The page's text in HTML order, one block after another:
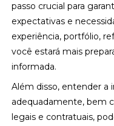
passo crucial para
expectativas e
experiência, portfólio,
você estará mais
informada.
Além disso, entender a
adequadamente, bem
legais e contratuais,